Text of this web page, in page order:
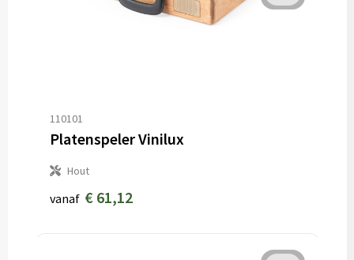
110101
Platenspeler Vinilux
Hout
vanaf € 61,12